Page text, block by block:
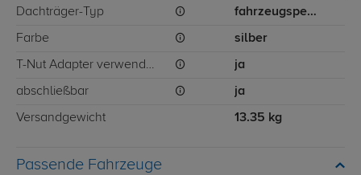
Dachträger-Typ fahrzeugspezifisch
Farbe silber
T-Nut Adapter verwendbar ja
abschließbar ja
Versandgewicht 13.35 kg
Passende Fahrzeuge